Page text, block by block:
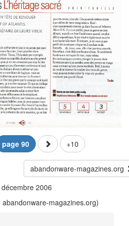
page 90 +10
abandonware-magazines.org
décembre 2006
magazines.org)